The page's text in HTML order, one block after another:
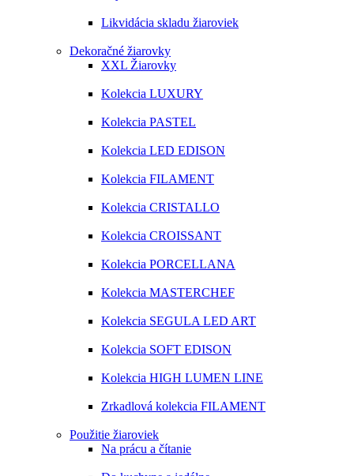
Likvidácia skladu žiaroviek
Dekoračné žiarovky
XXL Žiarovky
Kolekcia LUXURY
Kolekcia PASTEL
Kolekcia LED EDISON
Kolekcia FILAMENT
Kolekcia CRISTALLO
Kolekcia CROISSANT
Kolekcia PORCELLANA
Kolekcia MASTERCHEF
Kolekcia SEGULA LED ART
Kolekcia SOFT EDISON
Kolekcia HIGH LUMEN LINE
Zrkadlová kolekcia FILAMENT
Použitie žiaroviek
Na prácu a čítanie